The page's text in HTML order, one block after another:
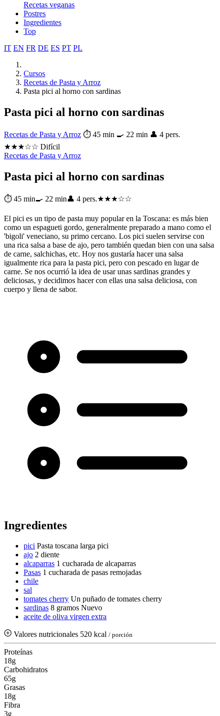
Recetas veganas
Postres
Ingredientes
Top
IT EN FR DE ES PT PL
Cursos
Recetas de Pasta y Arroz
Pasta pici al horno con sardinas
Pasta pici al horno con sardinas
Recetas de Pasta y Arroz ⏱ 45 min 🍳 22 min 👤 4 pers.
★★★☆☆ Difícil
Recetas de Pasta y Arroz
Pasta pici al horno con sardinas
⏱ 45 min🍳 22 min👤 4 pers.★★★☆☆
El pici es un tipo de pasta muy popular en la Toscana: es más bien
como un espagueti gordo, generalmente preparado a mano como el
'bigoli' veneciano, su primo cercano. Los pici suelen servirse con
una rica salsa a base de ajo, pero también quedan bien con una salsa
de carne, salchichas, etc. Hoy nos gustaría hacer una salsa
igualmente rica para la pasta pici, pero con pescado en lugar de
carne. Se nos ocurrió la idea de usar unas sardinas grandes y
deliciosas, y decidimos hacer con ellas una salsa deliciosa, con
cuerpo y llena de sabor.
Ingredientes
pici Pasta toscana larga pici
ajo 2 diente
alcaparras 1 cucharada de alcaparras
Pasas 1 cucharada de pasas remojadas
chile
sal
tomates cherry Un puñado de tomates cherry
sardinas 8 gramos Nuevo
aceite de oliva virgen extra
Valores nutricionales 520 kcal / porción
Proteínas
18g
Carbohidratos
65g
Grasas
18g
Fibra
3g